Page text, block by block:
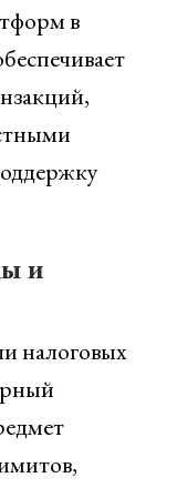
в
и
налоговых